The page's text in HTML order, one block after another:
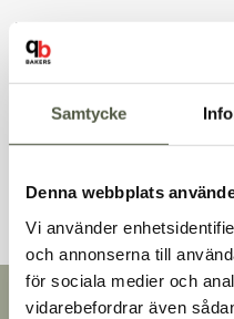
Samtycke
Denna webbplats
Vi använder
och annonserna till
för sociala medier och
vidarebefordrar även
Kundtjänst
Kontakt
Liknande produkter
Snabb leverans